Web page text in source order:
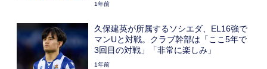
1年前
久保建英が所属するソシエダ、EL16強で
マンUと対戦。クラブ幹部は「ここ5年で
3回目の対戦」「非常に楽しみ」
1年前